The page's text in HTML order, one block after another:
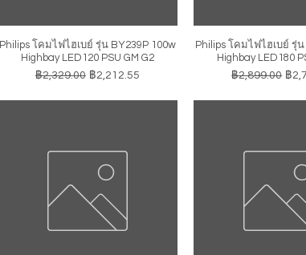
ดูข้อมูลด่วน
Philips โคมไฟไฮเบย์ รุ่น BY239P 100w
Highbay LED120 PSU GM G2
ราคาปกติ
฿2,329.00 ราคาขายลด
฿2,212.55
ดูข้อมูลด่
Philips โคมไฟไฮเบย์ รุ่
Highbay LED180
ราคาปกติ
฿2,899.00 รา
฿